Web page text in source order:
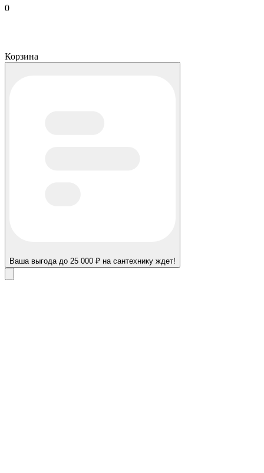
0
Корзина
Ваша выгода до 25 000 ₽ на сантехнику ждет!